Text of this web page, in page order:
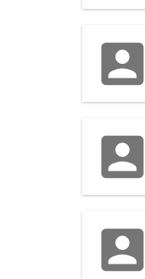
account_box
account_box
account_box